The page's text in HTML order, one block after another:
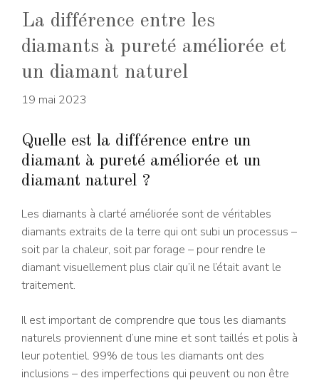
La différence entre les
diamants à pureté améliorée et
un diamant naturel
19 mai 2023
Quelle est la différence entre un
diamant à pureté améliorée et un
diamant naturel ?
Les diamants à clarté améliorée sont de véritables
diamants extraits de la terre qui ont subi un processus –
soit par la chaleur, soit par forage – pour rendre le
diamant visuellement plus clair qu’il ne l’était avant le
traitement.
Il est important de comprendre que tous les diamants
naturels proviennent d’une mine et sont taillés et polis à
leur potentiel. 99% de tous les diamants ont des
inclusions – des imperfections qui peuvent ou non être